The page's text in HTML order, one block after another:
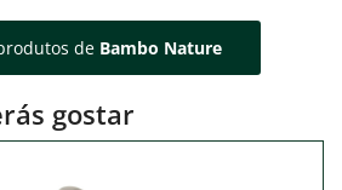
de Bambo Nature
gostar